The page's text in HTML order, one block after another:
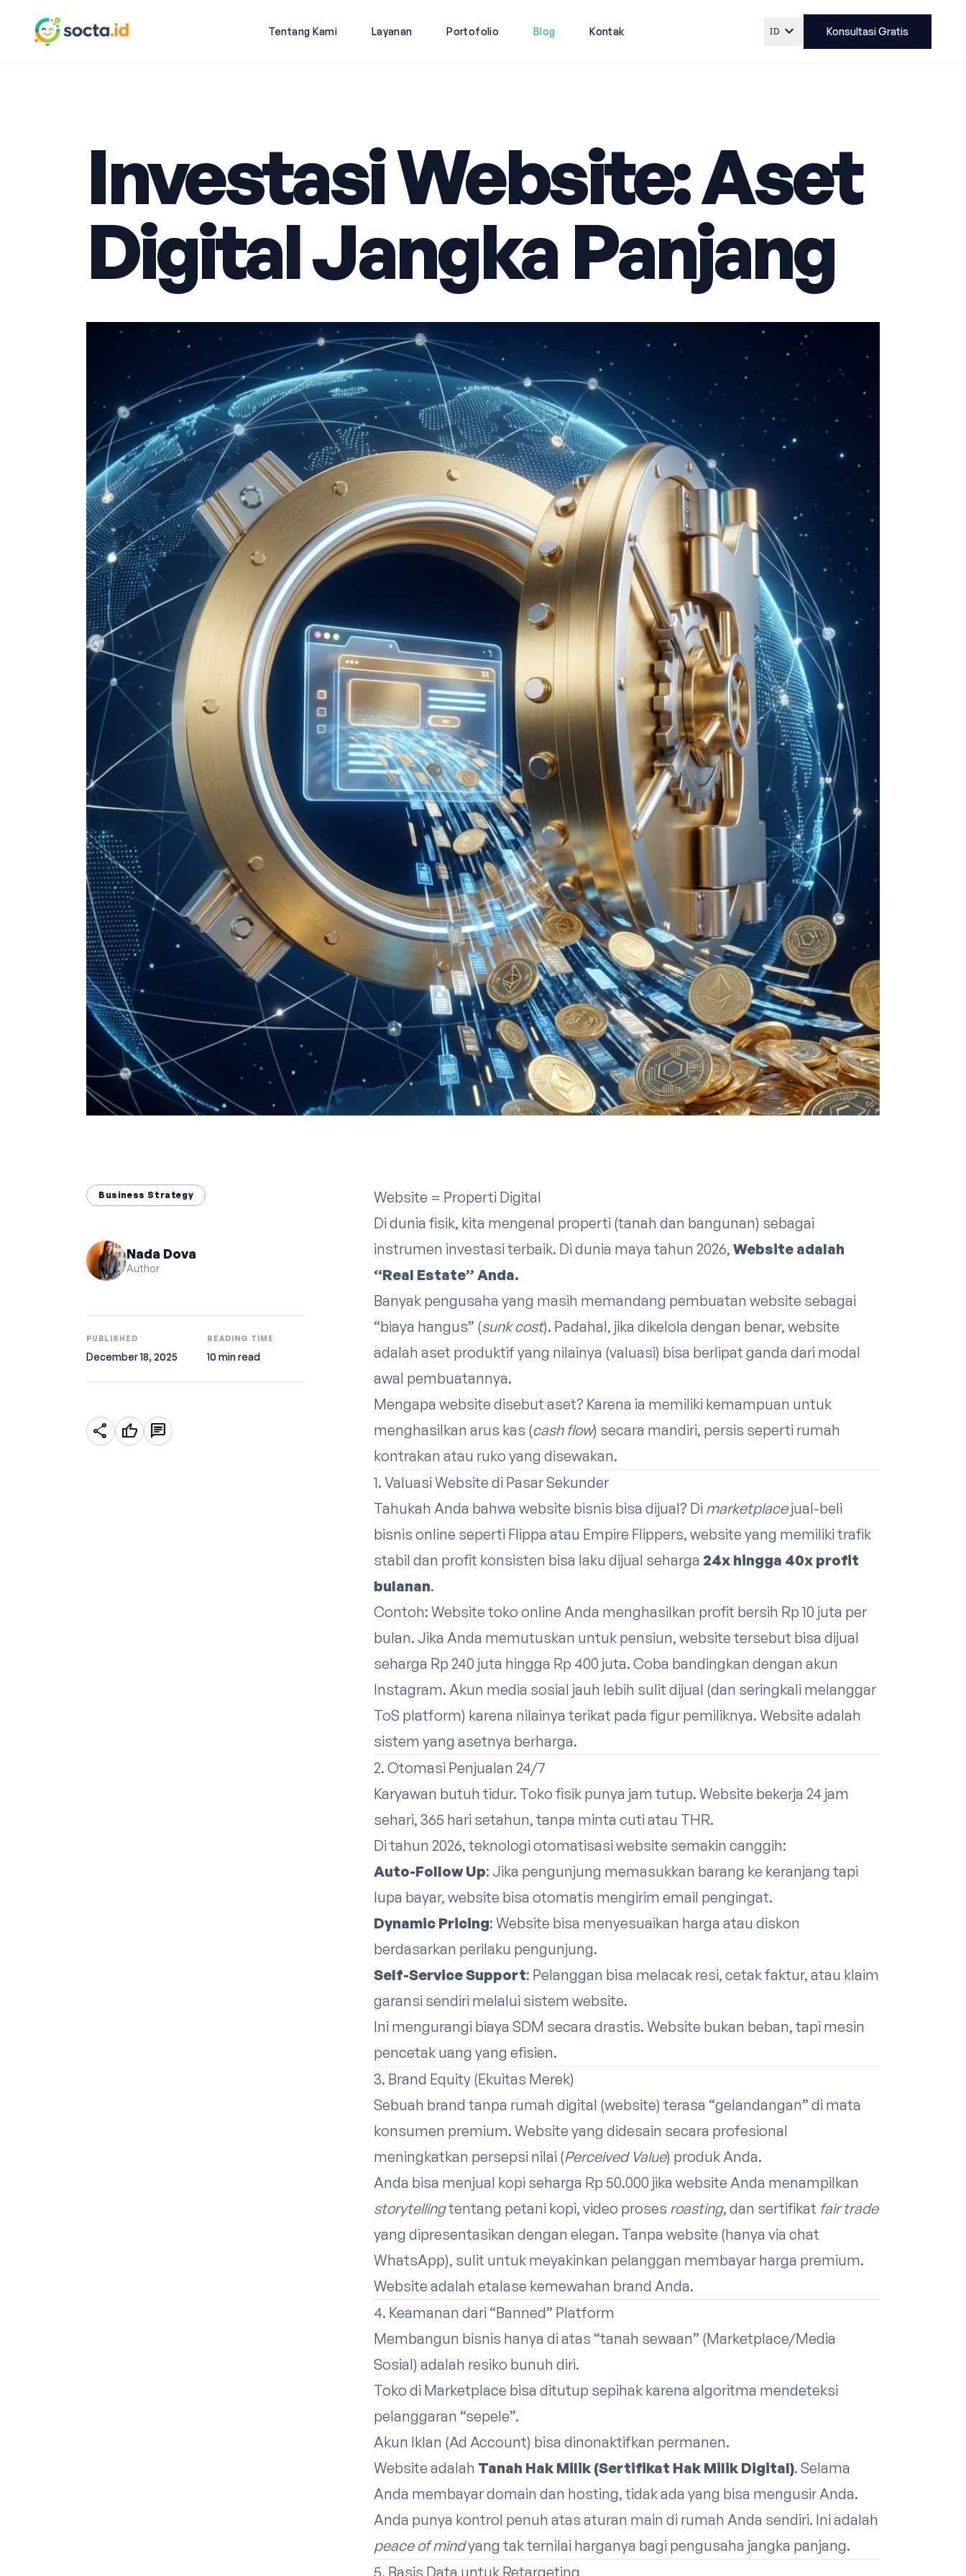
Tentang Kami Layanan Portofolio Blog Kontak ID expand_more Konsultasi Gratis
Investasi Website: Aset
Digital Jangka Panjang
Business Strategy
Nada Dova
Author
PUBLISHED
December 18, 2025
READING TIME
10 min read
share thumb_up chat
Website = Properti Digital
Di dunia fisik, kita mengenal properti (tanah dan bangunan) sebagai
instrumen investasi terbaik. Di dunia maya tahun 2026, Website adalah
“Real Estate” Anda.
Banyak pengusaha yang masih memandang pembuatan website sebagai
“biaya hangus” (sunk cost). Padahal, jika dikelola dengan benar, website
adalah aset produktif yang nilainya (valuasi) bisa berlipat ganda dari modal
awal pembuatannya.
Mengapa website disebut aset? Karena ia memiliki kemampuan untuk
menghasilkan arus kas (cash flow) secara mandiri, persis seperti rumah
kontrakan atau ruko yang disewakan.
1. Valuasi Website di Pasar Sekunder
Tahukah Anda bahwa website bisnis bisa dijual? Di marketplacejual-beli
bisnis online seperti Flippa atau Empire Flippers, website yang memiliki trafik
stabil dan profit konsisten bisa laku dijual seharga 24x hingga 40x profit
bulanan.
Contoh: Website toko online Anda menghasilkan profit bersih Rp 10 juta per
bulan. Jika Anda memutuskan untuk pensiun, website tersebut bisa dijual
seharga Rp 240 juta hingga Rp 400 juta. Coba bandingkan dengan akun
Instagram. Akun media sosial jauh lebih sulit dijual (dan seringkali melanggar
ToS platform) karena nilainya terikat pada figur pemiliknya. Website adalah
sistem yang asetnya berharga.
2. Otomasi Penjualan 24/7
Karyawan butuh tidur. Toko fisik punya jam tutup. Website bekerja 24 jam
sehari, 365 hari setahun, tanpa minta cuti atau THR.
Di tahun 2026, teknologi otomatisasi website semakin canggih:
Auto-Follow Up: Jika pengunjung memasukkan barang ke keranjang tapi
lupa bayar, website bisa otomatis mengirim email pengingat.
Dynamic Pricing: Website bisa menyesuaikan harga atau diskon
berdasarkan perilaku pengunjung.
Self-Service Support: Pelanggan bisa melacak resi, cetak faktur, atau klaim
garansi sendiri melalui sistem website.
Ini mengurangi biaya SDM secara drastis. Website bukan beban, tapi mesin
pencetak uang yang efisien.
3. Brand Equity (Ekuitas Merek)
Sebuah brand tanpa rumah digital (website) terasa “gelandangan” di mata
konsumen premium. Website yang didesain secara profesional
meningkatkan persepsi nilai (Perceived Value) produk Anda.
Anda bisa menjual kopi seharga Rp 50.000 jika website Anda menampilkan
storytellingtentang petani kopi, video proses roasting, dan sertifikat fair trade
yang dipresentasikan dengan elegan. Tanpa website (hanya via chat
WhatsApp), sulit untuk meyakinkan pelanggan membayar harga premium.
Website adalah etalase kemewahan brand Anda.
4. Keamanan dari “Banned” Platform
Membangun bisnis hanya di atas “tanah sewaan” (Marketplace/Media
Sosial) adalah resiko bunuh diri.
Toko di Marketplace bisa ditutup sepihak karena algoritma mendeteksi
pelanggaran “sepele”.
Akun Iklan (Ad Account) bisa dinonaktifkan permanen.
Website adalah Tanah Hak Milik (Sertifikat Hak Milik Digital). Selama
Anda membayar domain dan hosting, tidak ada yang bisa mengusir Anda.
Anda punya kontrol penuh atas aturan main di rumah Anda sendiri. Ini adalah
peace of mindyang tak ternilai harganya bagi pengusaha jangka panjang.
5. Basis Data untuk Retargeting